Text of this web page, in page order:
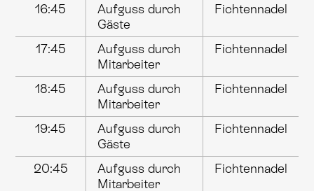
16:45
Aufguss durch
Gäste
Fichtennadel
17:45
Aufguss durch
Mitarbeiter
Fichtennadel
18:45
Aufguss durch
Mitarbeiter
Fichtennadel
19:45
Aufguss durch
Gäste
Fichtennadel
20:45
Aufguss durch
Mitarbeiter
Fichtennadel